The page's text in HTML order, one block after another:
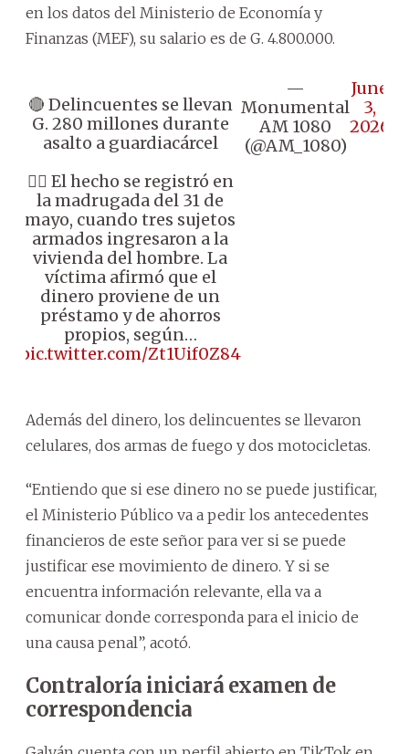
en los datos del Ministerio de Economía y
Finanzas (MEF), su salario es de G. 4.800.000.
🔴 Delincuentes se llevan
G. 280 millones durante
asalto a guardiacárcel
👉🏼 El hecho se registró en
la madrugada del 31 de
mayo, cuando tres sujetos
armados ingresaron a la
vivienda del hombre. La
víctima afirmó que el
dinero proviene de un
préstamo y de ahorros
propios, según…
pic.twitter.com/Zt1Uif0Z84
—
Monumental
AM 1080
(@AM_1080)
June
3,
2026
Además del dinero, los delincuentes se llevaron
celulares, dos armas de fuego y dos motocicletas.
“Entiendo que si ese dinero no se puede justificar,
el Ministerio Público va a pedir los antecedentes
financieros de este señor para ver si se puede
justificar ese movimiento de dinero. Y si se
encuentra información relevante, ella va a
comunicar donde corresponda para el inicio de
una causa penal”, acotó.
Contraloría iniciará examen de
correspondencia